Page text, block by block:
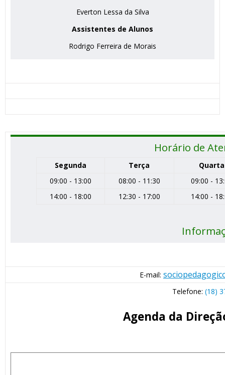
Everton Lessa da Silva
Assistentes de Alunos
Rodrigo Ferreira de Morais
Horário de
Segunda Terça
Quarta
09:00 - 13:00
08:00 - 11:30
09:00 -
14:00 - 18:00
12:30 - 17:00 14:00 -
E-mail:
Telefone: (18)
Agenda da